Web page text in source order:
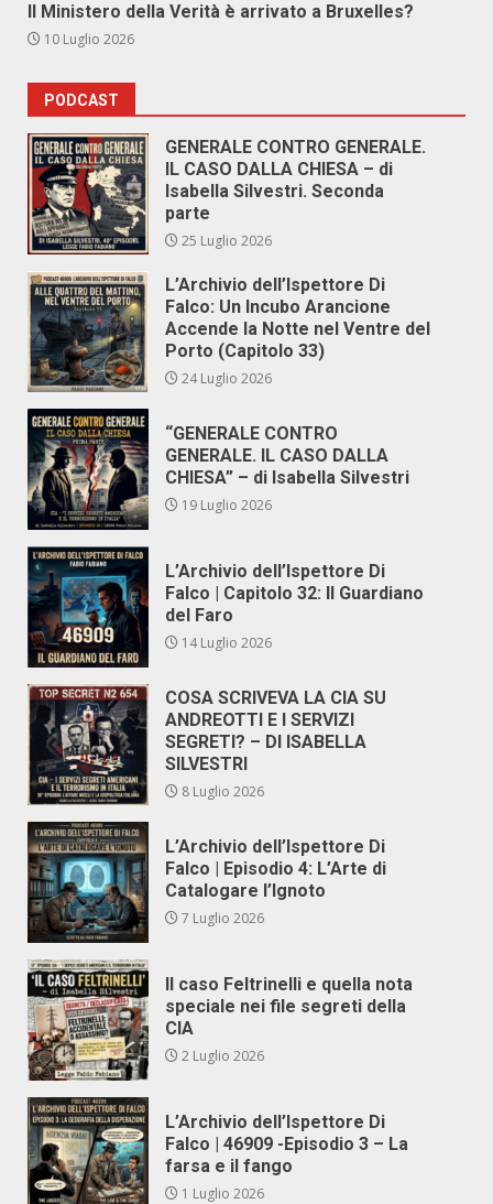
Il Ministero della Verità è arrivato a Bruxelles?
10 Luglio 2026
PODCAST
GENERALE CONTRO GENERALE.
IL CASO DALLA CHIESA – di
Isabella Silvestri. Seconda
parte
25 Luglio 2026
L’Archivio dell’Ispettore Di
Falco: Un Incubo Arancione
Accende la Notte nel Ventre del
Porto (Capitolo 33)
24 Luglio 2026
“GENERALE CONTRO
GENERALE. IL CASO DALLA
CHIESA” – di Isabella Silvestri
19 Luglio 2026
L’Archivio dell’Ispettore Di
Falco | Capitolo 32: Il Guardiano
del Faro
14 Luglio 2026
COSA SCRIVEVA LA CIA SU
ANDREOTTI E I SERVIZI
SEGRETI? – DI ISABELLA
SILVESTRI
8 Luglio 2026
L’Archivio dell’Ispettore Di
Falco | Episodio 4: L’Arte di
Catalogare l’Ignoto
7 Luglio 2026
Il caso Feltrinelli e quella nota
speciale nei file segreti della
CIA
2 Luglio 2026
L’Archivio dell’Ispettore Di
Falco | 46909 -Episodio 3 – La
farsa e il fango
1 Luglio 2026